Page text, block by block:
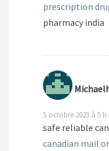
prescription
pharmacy india
5 octobre 2023 à 5 h
safe reliable
canadian mail